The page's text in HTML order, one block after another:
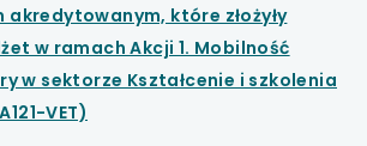
uwaga, link otwiera się w nowej karcie
uwaga, link otwiera się w nowej karcie
które złożyły
w ramach Akcji 1. Mobilność
w sektorze Kształcenie i szkolenia
VET)